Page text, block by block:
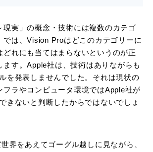
現実」の概念・技術には複数のカテゴ
では、Vision Proはどこのカテゴリーに
どれにも当てはまらないというのが正
ます。Apple社は、技術はありながらも
を発表しませんでした。それは現状の
フラやコンピュータ環境ではApple社が
きないと判断したからではないでしょ
界をあえてゴーグル越しに見ながら、